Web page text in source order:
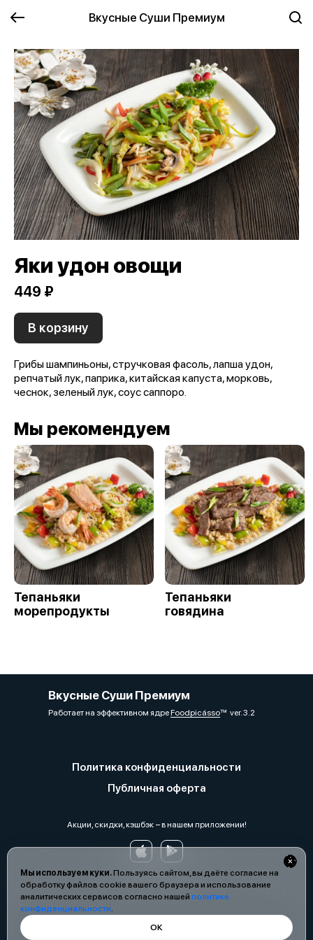
Вкусные Суши Премиум
Мы используем куки.Пользуясь сайтом, вы даёте согласие на
обработку файлов cookie вашего браузера и использование
аналитических сервисов согласно нашей политике
конфиденциальности.
ОК
Яки удон овощи
449 ₽
В корзину
Грибы шампиньоны, стручковая фасоль, лапша удон,
репчатый лук, паприка, китайская капуста, морковь,
чеснок, зеленый лук, соус саппоро.
Мы рекомендуем
Тепаньяки
морепродукты
Тепаньяки
говядина
Вкусные Суши Премиум
Работает на эффективном ядреFoodpicássover. 3.2
Политика конфиденциальности
Публичная оферта
Акции, скидки, кэшбэк − в нашем приложении!